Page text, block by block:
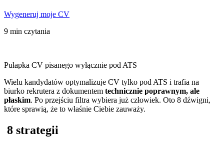
Wygeneruj moje CV
9 min czytania
Pułapka CV pisanego wyłącznie pod ATS
Wielu kandydatów optymalizuje CV tylko pod ATS i trafia na
biurko rekrutera z dokumentem technicznie poprawnym, ale
płaskim. Po przejściu filtra wybiera już człowiek. Oto 8 dźwigni,
które sprawią, że to właśnie Ciebie zauważy.
8 strategii